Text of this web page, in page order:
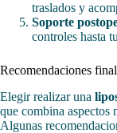
traslados y
Soporte
controles hasta
Recomendaciones
Elegir realizar una
que combina aspectos
Algunas